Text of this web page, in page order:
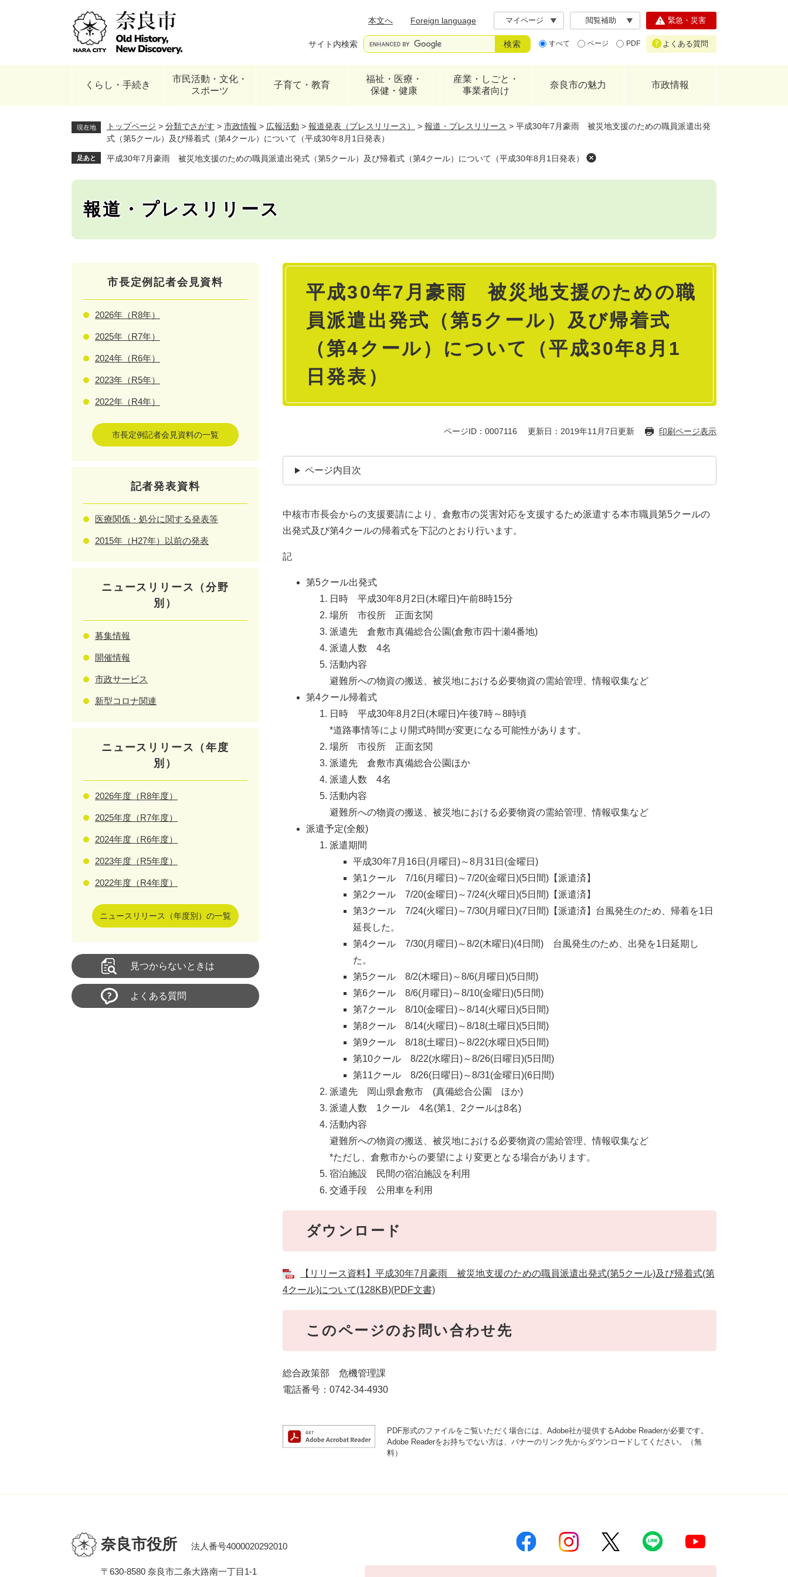
本文へ
Foreign language マイページ 閲覧補助
サイト内検索 すべて ページ PDF
緊急・災害
よくある質問
くらし・手続き
市民活動・文化・
スポーツ
子育て・教育
福祉・医療・
保健・健康
産業・しごと・
事業者向け
奈良市の魅力 市政情報
現在地 トップページ > 分類でさがす > 市政情報 > 広報活動 > 報道発表（プレスリリース） > 報道・プレスリリース > 平成30年7月豪雨 被災地支援のための職員派遣出発
式（第5クール）及び帰着式（第4クール）について（平成30年8月1日発表）
足あと 平成30年7月豪雨 被災地支援のための職員派遣出発式（第5クール）及び帰着式（第4クール）について（平成30年8月1日発表）
報道・プレスリリース
本
平成30年7月豪雨 被災地支援のための職
員派遣出発式（第5クール）及び帰着式
（第4クール）について（平成30年8月1
日発表）
ページID：0007116 更新日：2019年11月7日更新 印刷ページ表示
ページ内目次
中核市市長会からの支援要請により、倉敷市の災害対応を支援するため派遣する本市職員第5クールの
出発式及び第4クールの帰着式を下記のとおり行います。
記
第5クール出発式
日時 平成30年8月2日(木曜日)午前8時15分
場所 市役所 正面玄関
派遣先 倉敷市真備総合公園(倉敷市四十瀬4番地)
派遣人数 4名
活動内容
避難所への物資の搬送、被災地における必要物資の需給管理、情報収集など
第4クール帰着式
日時 平成30年8月2日(木曜日)午後7時～8時頃
*道路事情等により開式時間が変更になる可能性があります。
場所 市役所 正面玄関
派遣先 倉敷市真備総合公園ほか
派遣人数 4名
活動内容
避難所への物資の搬送、被災地における必要物資の需給管理、情報収集など
派遣予定(全般)
派遣期間
平成30年7月16日(月曜日)～8月31日(金曜日)
第1クール 7/16(月曜日)～7/20(金曜日)(5日間)【派遣済】
第2クール 7/20(金曜日)～7/24(火曜日)(5日間)【派遣済】
第3クール 7/24(火曜日)～7/30(月曜日)(7日間)【派遣済】台風発生のため、帰着を1日
延長した。
第4クール 7/30(月曜日)～8/2(木曜日)(4日間) 台風発生のため、出発を1日延期し
た。
第5クール 8/2(木曜日)～8/6(月曜日)(5日間)
第6クール 8/6(月曜日)～8/10(金曜日)(5日間)
第7クール 8/10(金曜日)～8/14(火曜日)(5日間)
第8クール 8/14(火曜日)～8/18(土曜日)(5日間)
第9クール 8/18(土曜日)～8/22(水曜日)(5日間)
第10クール 8/22(水曜日)～8/26(日曜日)(5日間)
第11クール 8/26(日曜日)～8/31(金曜日)(6日間)
派遣先 岡山県倉敷市 (真備総合公園 ほか)
派遣人数 1クール 4名(第1、2クールは8名)
活動内容
避難所への物資の搬送、被災地における必要物資の需給管理、情報収集など
*ただし、倉敷市からの要望により変更となる場合があります。
宿泊施設 民間の宿泊施設を利用
交通手段 公用車を利用
ダウンロード
【リリース資料】平成30年7月豪雨 被災地支援のための職員派遣出発式(第5クール)及び帰着式(第
4クール)について(128KB)(PDF文書)
このページのお問い合わせ先
総合政策部 危機管理課
電話番号：0742-34-4930
PDF形式のファイルをご覧いただく場合には、Adobe社が提供するAdobe Readerが必要です。
Adobe Readerをお持ちでない方は、バナーのリンク先からダウンロードしてください。（無
料）
市長定例記者会見資料
2026年（R8年）
2025年（R7年）
2024年（R6年）
2023年（R5年）
2022年（R4年）
市長定例記者会見資料の一覧
記者発表資料
医療関係・処分に関する発表等
2015年（H27年）以前の発表
ニュースリリース（分野
別）
募集情報
開催情報
市政サービス
新型コロナ関連
ニュースリリース（年度
別）
2026年度（R8年度）
2025年度（R7年度）
2024年度（R6年度）
2023年度（R5年度）
2022年度（R4年度）
ニュースリリース（年度別）の一覧
見つからないときは
よくある質問
奈良市役所 法人番号4000020292010
〒630-8580 奈良市二条大路南一丁目1-1